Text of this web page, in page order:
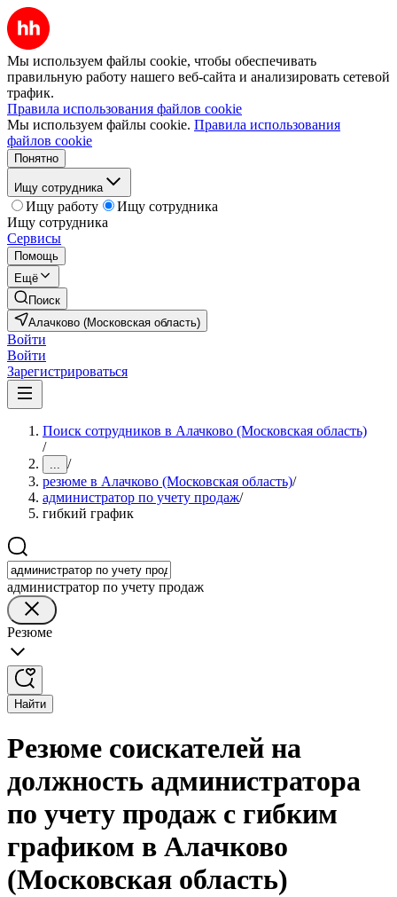
Мы используем файлы cookie, чтобы обеспечивать
правильную работу нашего веб-сайта и анализировать сетевой
трафик.
Правила использования файлов cookie
Мы используем файлы cookie. Правила использования
файлов cookie
Понятно
Ищу сотрудника
Ищу работу
Ищу сотрудника
Ищу сотрудника
Сервисы
Помощь
Ещё
Поиск
Алачково (Московская область)
Войти
Войти
Зарегистрироваться
Поиск сотрудников в Алачково (Московская область)
/
... /
резюме в Алачково (Московская область)/
администратор по учету продаж/
гибкий график
администратор по учету продаж
Резюме
Найти
Резюме соискателей на
должность администратора
по учету продаж с гибким
графиком в Алачково
(Московская область)